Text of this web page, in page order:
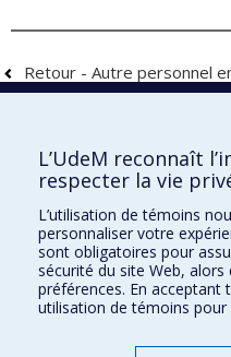
Retour - Autre personnel
Faculté de
École d'architecture
École de design
École d'urbanisme et d'architecture
L’UdeM reconnaît
respecter la vie
L’utilisation de témoins
personnaliser votre
sont obligatoires pour
sécurité du site Web, alors
préférences. En
utilisation de témoins